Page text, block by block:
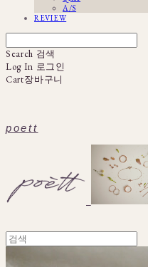
A/S
REVIEW
Search 검색
Log In 로그인
Cart장바구니
poett